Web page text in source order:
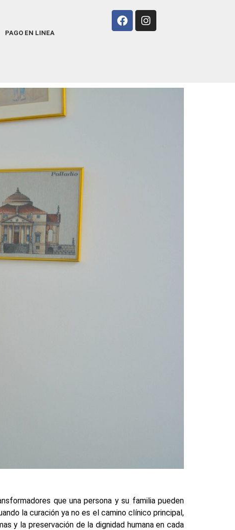
PAGO EN LINEA
que una persona y su familia pueden
la curación ya no es el camino clínico principal,
y la preservación de la dignidad humana en cada